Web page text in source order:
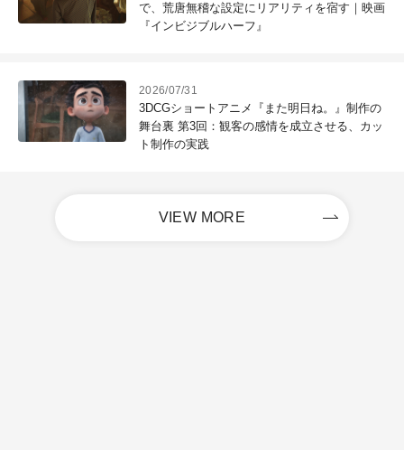
で、荒唐無稽な設定にリアリティを宿す｜映画
『インビジブルハーフ』
2026/07/31
3DCGショートアニメ『また明日ね。』制作の
舞台裏 第3回：観客の感情を成立させる、カッ
ト制作の実践
VIEW MORE